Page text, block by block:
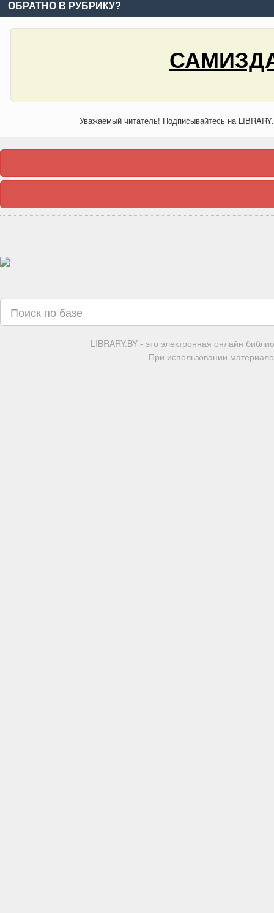
ОБРАТНО В РУБРИКУ?
Уважаемый читатель! Подписывайтесь на
LIBRARY.BY - это электронная онлайн
При использовании